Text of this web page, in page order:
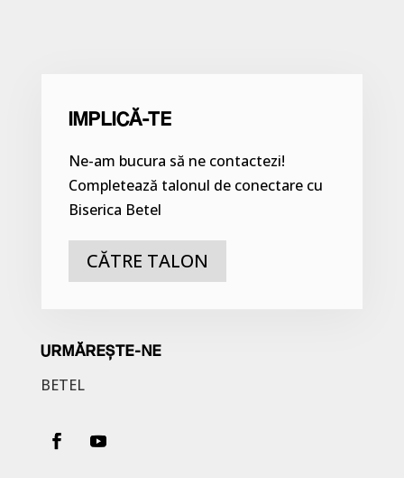
IMPLICĂ-TE
Ne-am bucura să ne contactezi!
Completează talonul de conectare cu
Biserica Betel
CĂTRE TALON
URMĂREȘTE-NE
BETEL